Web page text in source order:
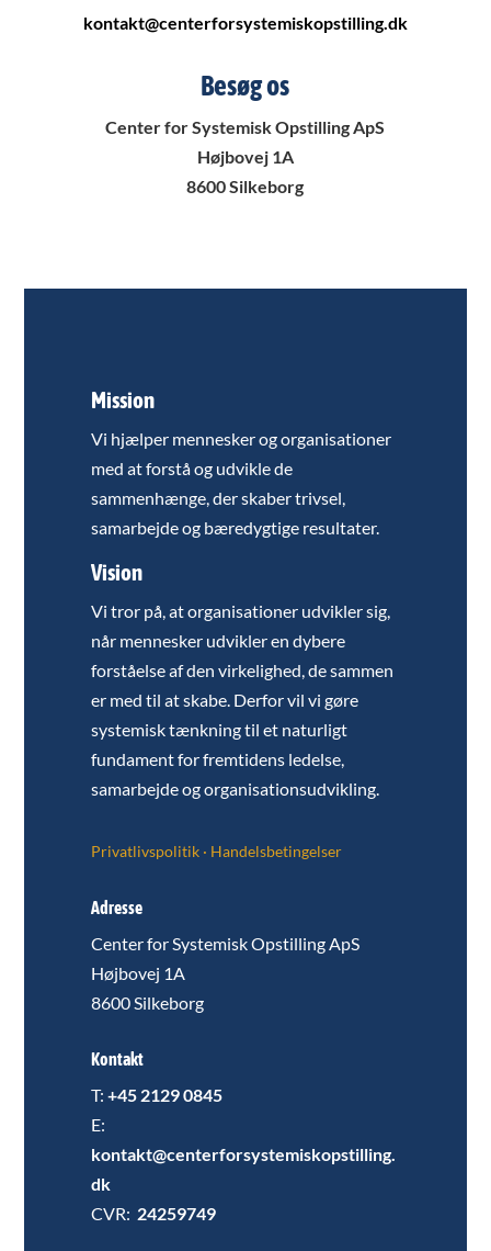
kontakt@centerforsystemiskopstilling.dk
Besøg os
Center for Systemisk Opstilling ApS
Højbovej 1A
8600 Silkeborg
Mission
Vi hjælper mennesker og organisationer
med at forstå og udvikle de
sammenhænge, der skaber trivsel,
samarbejde og bæredygtige resultater.
Vision
Vi tror på, at organisationer udvikler sig,
når mennesker udvikler en dybere
forståelse af den virkelighed, de sammen
er med til at skabe. Derfor vil vi gøre
systemisk tænkning til et naturligt
fundament for fremtidens ledelse,
samarbejde og organisationsudvikling.
Privatlivspolitik · Handelsbetingelser
Adresse
Center for Systemisk Opstilling ApS
Højbovej 1A
8600 Silkeborg
Kontakt
T: +45 2129 0845
E:
kontakt@centerforsystemiskopstilling.
dk
CVR: 24259749